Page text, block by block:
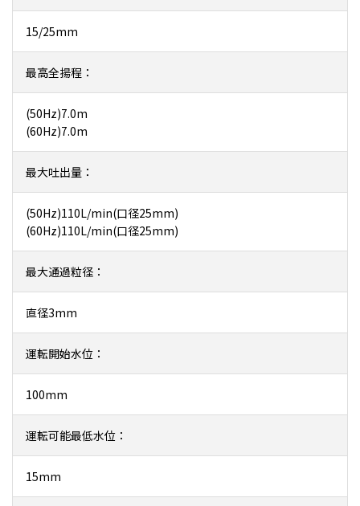
15/25mm
最高全揚程：
(50Hz)7.0m
(60Hz)7.0m
最大吐出量：
(50Hz)110L/min(口径25mm)
(60Hz)110L/min(口径25mm)
最大通過粒径：
直径3mm
運転開始水位：
100mm
運転可能最低水位：
15mm